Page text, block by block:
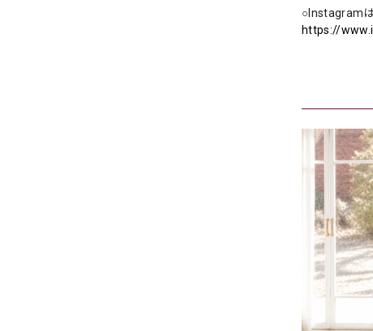
○Instagram
https://